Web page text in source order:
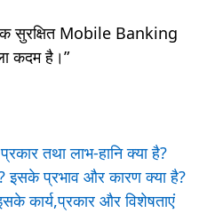
सुरक्षित Mobile Banking
कदम है।”
तथा लाभ-हानि क्या है?
प्रभाव और कारण क्या है?
कार्य,प्रकार और विशेषताएं